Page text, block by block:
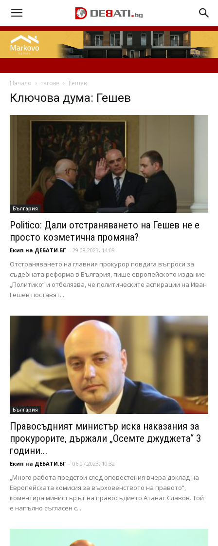
Начало тагове Гешев
Ключова дума: Гешев
България
Politico: Дали отстраняването на Гешев не е
просто козметична промяна?
Екип на ДЕБАТИ.БГ - 29.08.2023, 14:09
Отстраняването на главния прокурор повдига въпроси за
съдебната реформа в България, пише европейското издание
„Политико“ и отбелязва, че политическите аспирации на Иван
Гешев поставят...
България
Правосъдният министър иска наказания за
прокурорите, държали „Осемте джуджета“ 3
години...
Екип на ДЕБАТИ.БГ - 06.07.2023, 10:32
„Много работа предстои след оповестения вчера доклад на
Европейската комисия за върховенството на правото“,
коментира министърът на правосъдието Атанас Славов. Той
е напълно съгласен с...